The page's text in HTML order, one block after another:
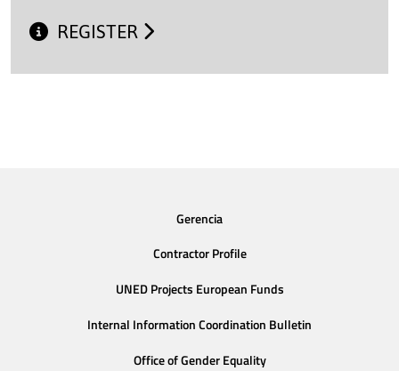
REGISTER
Gerencia
Contractor Profile
UNED Projects European Funds
Internal Information Coordination Bulletin
Office of Gender Equality